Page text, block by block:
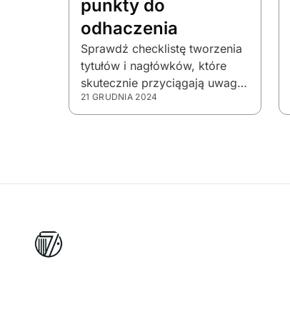
punkty do
odhaczenia
Sprawdź checklistę tworzenia
tytułów i nagłówków, które
skutecznie przyciągają uwagę,
zwiększają CTR i konwertują
czytelników w klientów.
21 GRUDNIA 2024